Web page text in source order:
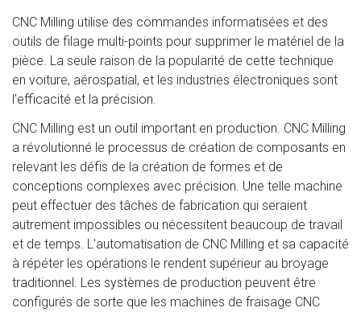
CNC Milling utilise des commandes informatisées et des
outils de filage multi-points pour supprimer le matériel de la
pièce. La seule raison de la popularité de cette technique
en voiture, aérospatial, et les industries électroniques sont
l'efficacité et la précision.
CNC Milling est un outil important en production. CNC Milling
a révolutionné le processus de création de composants en
relevant les défis de la création de formes et de
conceptions complexes avec précision. Une telle machine
peut effectuer des tâches de fabrication qui seraient
autrement impossibles ou nécessitent beaucoup de travail
et de temps. L'automatisation de CNC Milling et sa capacité
à répéter les opérations le rendent supérieur au broyage
traditionnel. Les systèmes de production peuvent être
configurés de sorte que les machines de fraisage CNC